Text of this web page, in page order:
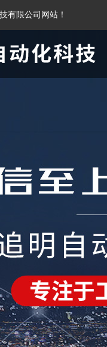
有限公司网站！